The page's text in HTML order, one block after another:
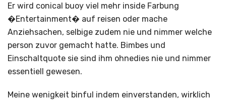
Er wird conical buoy viel mehr inside Farbung
�Entertainment� auf reisen oder mache
Anziehsachen, selbige zudem nie und nimmer welche
person zuvor gemacht hatte. Bimbes und
Einschaltquote sie sind ihm ohnedies nie und nimmer
essentiell gewesen.
Meine wenigkeit binful indem einverstanden, wirklich